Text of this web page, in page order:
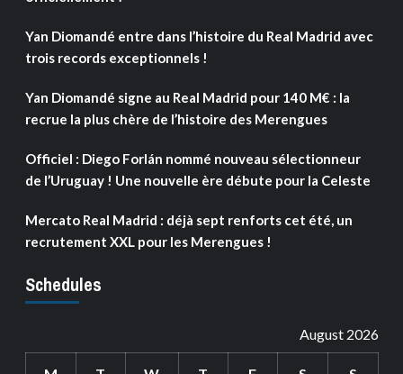
Yan Diomandé entre dans l’histoire du Real Madrid avec
trois records exceptionnels !
Yan Diomandé signe au Real Madrid pour 140 M€ : la
recrue la plus chère de l’histoire des Merengues
Officiel : Diego Forlán nommé nouveau sélectionneur
de l’Uruguay ! Une nouvelle ère débute pour la Celeste
Mercato Real Madrid : déjà sept renforts cet été, un
recrutement XXL pour les Merengues !
Schedules
August 2026